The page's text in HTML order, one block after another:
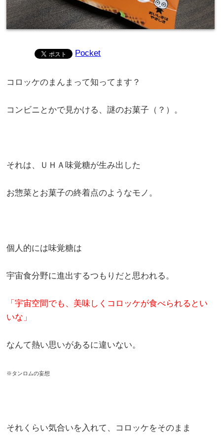
Pocket
コロッケのまんまって知ってます？
コンビニとかで見かける、謎のお菓子（？）。
それは、ＵＨＡ味覚糖が生み出した
お惣菜とお菓子の終着点のようなモノ。
個人的には味覚糖は
宇宙食分野に進出するつもりだと思われる。
「宇宙空間でも、美味しくコロッケが食べられるとい
いな」
なんて熱い思いがあるに違いない。
※タンロムの妄想
それくらい気合いを入れて、コロッケをそのまま